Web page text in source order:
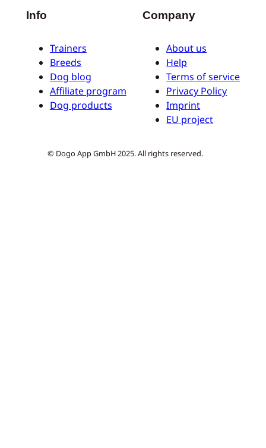
Info
Trainers
Breeds
Dog blog
Affiliate program
Dog products
Company
About us
Help
Terms of service
Privacy Policy
Imprint
EU project
© Dogo App GmbH 2025. All rights reserved.